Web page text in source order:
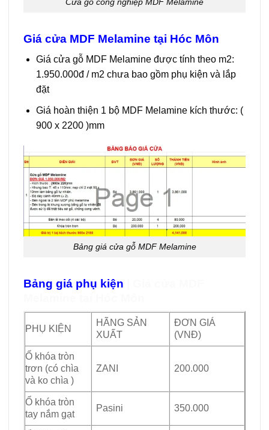
Giá cửa MDF Melamine tại Hóc Môn
Giá cửa gỗ MDF Melamineđược tính theo m2:
1.950.000đ / m2 chưa bao gồm phụ kiện và lắp
đặt
Giá hoàn thiện 1 bộ MDF Melamine kích thước: (
900 x 2200 )mm
Bảng giá cửa gỗ MDF Melamine
Bảng giá phụ kiện
PHỤ KIỆN
HÃNG SẢN
XUẤT
ĐƠN GIÁ
(VNĐ)
Ổ khóa tròn
trơn (có chìa
và ko chìa )
ZANI 200.000
Ổ khóa tròn
tay nắm gạt
Pasini 350.000